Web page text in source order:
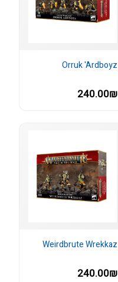
Orruk 'Ardboyz
240.00₪
Weirdbrute Wrekkaz
240.00₪